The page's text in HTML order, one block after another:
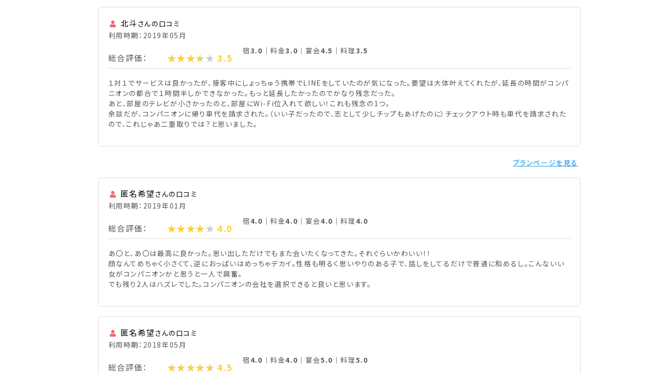
北斗 さんの口コミ
利用時期：2019年05月
総合評価： 3.5
宿3.0 ｜料金3.0 ｜宴会4.5 ｜料理3.5
１対１でサービスは良かったが、接客中にしょっちゅう携帯でLINEをしていたのが気になった。要望は大体叶えてくれたが、延長の時間がコンパ
ニオンの都合で１時間半しかできなかった。もっと延長したかったのでかなり残念だった。
あと、部屋のテレビが小さかったのと、部屋にWi-Fi位入れて欲しい！これも残念の1つ。
余談だが、コンパニオンに帰り車代を請求された。（いい子だったので、志として少しチップもあげたのに）チェックアウト時も車代を請求された
ので、これじゃあ二重取りでは？と思いました。
プランページを見る
匿名希望 さんの口コミ
利用時期：2019年01月
総合評価： 4.0
宿4.0 ｜料金4.0 ｜宴会4.0 ｜料理4.0
あ〇と、あ〇は最高に良かった。思い出しただけでもまた会いたくなってきた。それぐらいかわいい！！
顔なんてめちゃく小さくて、逆におっぱいはめっちゃデカイ。性格も明るく思いやりのある子で、話しをしてるだけで普通に和めるし。こんないい
女がコンパニオンかと思うと一人で興奮。
でも残り2人はハズレでした。コンパニオンの会社を選択できると良いと思います。
匿名希望 さんの口コミ
利用時期：2018年05月
総合評価： 4.5
宿4.0 ｜料金4.0 ｜宴会5.0 ｜料理5.0